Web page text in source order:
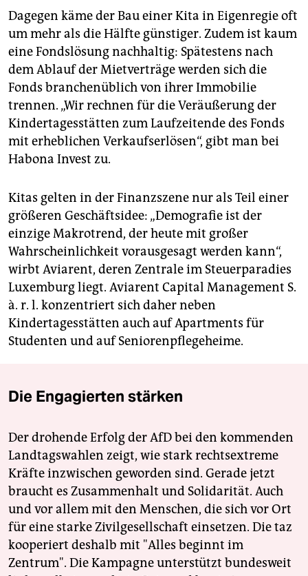
Dagegen käme der Bau einer Kita in Eigenregie oft
um mehr als die Hälfte günstiger. Zudem ist kaum
eine Fondslösung nachhaltig: Spätestens nach
dem Ablauf der Mietverträge werden sich die
Fonds branchenüblich von ihrer Immobilie
trennen. „Wir rechnen für die Veräußerung der
Kindertagesstätten zum Laufzeitende des Fonds
mit erheblichen Verkaufserlösen“, gibt man bei
Habona Invest zu.
Kitas gelten in der Finanzszene nur als Teil einer
größeren Geschäftsidee: „Demografie ist der
einzige Makrotrend, der heute mit großer
Wahrscheinlichkeit vorausgesagt werden kann“,
wirbt Aviarent, deren Zentrale im Steuerparadies
Luxemburg liegt. Aviarent Capital Management S.
à. r. l. konzentriert sich daher neben
Kindertagesstätten auch auf Apartments für
Studenten und auf Seniorenpflegeheime.
Die Engagierten stärken
Der drohende Erfolg der AfD bei den kommenden
Landtagswahlen zeigt, wie stark rechtsextreme
Kräfte inzwischen geworden sind. Gerade jetzt
braucht es Zusammenhalt und Solidarität. Auch
und vor allem mit den Menschen, die sich vor Ort
für eine starke Zivilgesellschaft einsetzen. Die taz
kooperiert deshalb mit "Alles beginnt im
Zentrum". Die Kampagne unterstützt bundesweit